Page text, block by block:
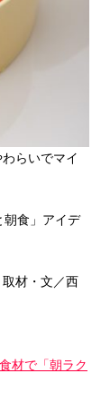
らいでマイ
食」アイデ
材・文／西
材で「朝ラク